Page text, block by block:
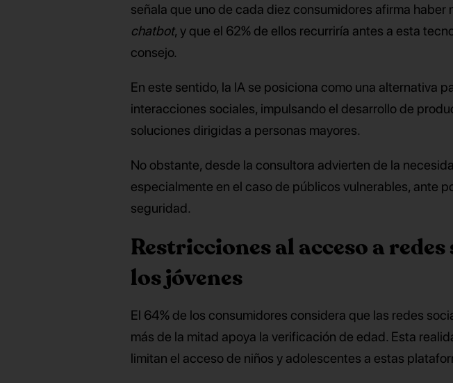
señala que uno de cada diez consumidores afirma haber
chatbot, y que el 62% de ellos recurriría antes a esta
consejo.
En este sentido, la IA se posiciona como una alternativa
interacciones sociales, impulsando el desarrollo de
soluciones dirigidas a personas mayores.
No obstante, desde la consultora advierten de la
especialmente en el caso de públicos vulnerables, ante
seguridad.
Restricciones al acceso a
los jóvenes
El 64% de los consumidores considera que las redes
más de la mitad apoya la verificación de edad. Esta
limitan el acceso de niños y adolescentes a estas